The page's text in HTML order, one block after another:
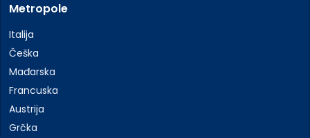
Metropole
Italija
Češka
Mađarska
Francuska
Austrija
Grčka